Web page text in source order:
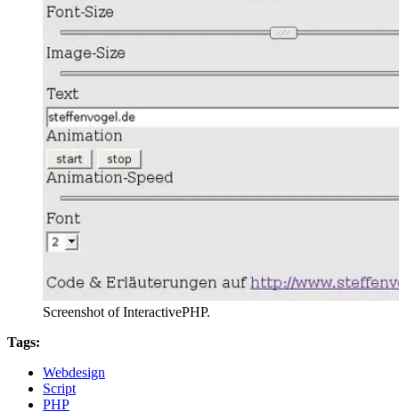
Screenshot of InteractivePHP.
Tags:
Webdesign
Script
PHP